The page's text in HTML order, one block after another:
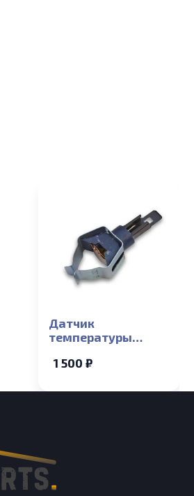
Датчик
температуры
Electrolux Basic X,
1 500 ₽